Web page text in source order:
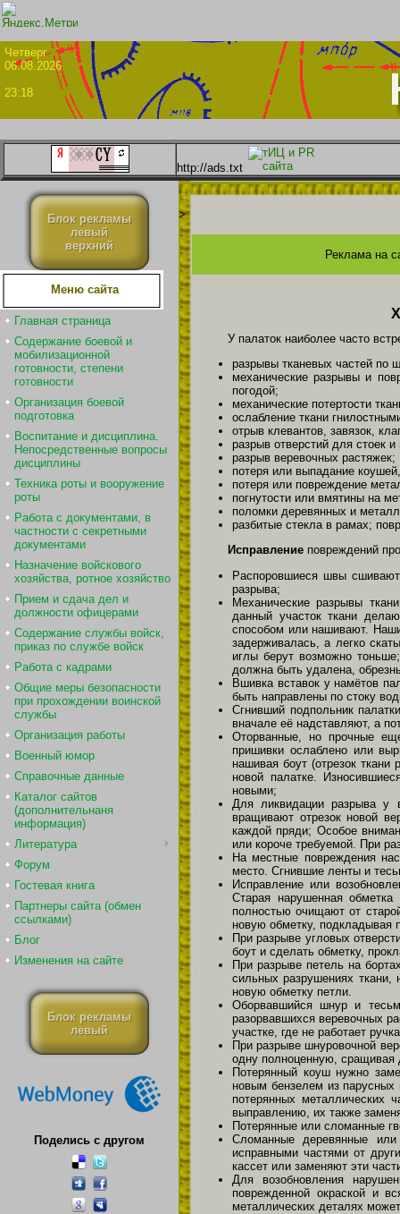
06.08.2026
23:18
http://ads.txt
Блок рекламы
левый
верхний
Меню сайта
Главная страница
Содержание боевой и
мобилизационной
готовности, степени
готовности
Организация боевой
подготовка
Воспитание и дисциплина.
Непосредственные вопросы
дисциплины
Техника роты и вооружение
роты
Работа с документами, в
частности с секретными
документами
Назначение войскового
хозяйства, ротное хозяйство
Прием и сдача дел и
должности офицерами
Содержание службы войск,
приказ по службе войск
Работа с кадрами
Общие меры безопасности
при прохождении воинской
службы
Организация работы
Военный юмор
Справочные данные
Каталог сайтов
(дополнительнаня
информация)
Литература
Форум
Гостевая книга
Партнеры сайта (обмен
ссылками)
Блог
Изменения на сайте
Блок рекламы
левый
Поделись с другом
>
Реклама на
У палаток наиболее часто
разрывы тканевых частей по
механические разрывы и
погодой;
механические потертости
ослабление ткани
отрыв клевантов, завязок,
разрыв отверстий для стоек
разрыв веревочных растяжек;
потеря или выпадание
потеря или повреждение
погнутости или вмятины на
поломки деревянных и
разбитые стекла в рамах;
Исправление повреждений
Распоровшиеся швы
разрыва;
Механические разрывы
данный участок ткани
способом или нашивают.
задерживалась, а легко
иглы берут возможно
должна быть удалена,
Вшивка вставок у намётов
быть направлены по стоку
Сгнивший подпольник
вначале её надставляют, а
Оторванные, но прочные
пришивки ослаблено или
нашивая боут (отрезок
новой палатке.
новыми;
Для ликвидации разрыва у
вращивают отрезок новой
каждой пряди; Особое
или короче требуемой. При
На местные повреждения
место. Сгнившие ленты и
Исправление или
Старая нарушенная
полностью очищают от
новую обметку, подкладывая
При разрыве угловых
боут и сделать обметку,
При разрыве петель на
сильных разрушениях ткани,
новую обметку петли.
Оборвавшийся шнур и
разорвавшихся веревочных
участке, где не работает
При разрыве шнуровочной
одну полноценную, сращивая
Потерянный коуш нужно
новым бензелем из парусных
потерянных металлических
выправлению, их также
Потерянные или сломанные
Сломанные деревянные
исправными частями от
кассет или заменяют эти
Для возобновления
поврежденной окраской и
металлических деталях